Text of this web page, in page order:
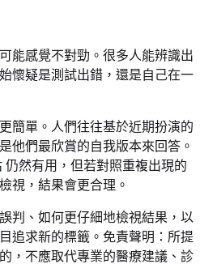
能感覺不對勁。很多人能辨識出
懷疑是測試出錯，還是自己在一
簡單。人們往往基於近期扮演的
他們最欣賞的自我版本來回答。
仍然有用，但若對照重複出現的
視，結果會更合理。
判、如何更仔細地檢視結果，以
追求新的標籤。免責聲明：所提
，不應取代專業的醫療建議、診